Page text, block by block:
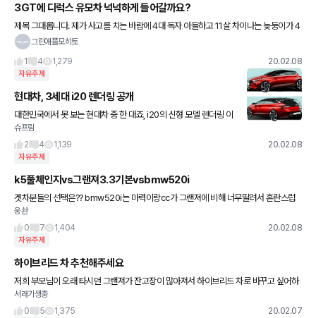
3GT에 디럭스 유모차 넉넉하게 들어갈까요?
제목 그대롭니다. 제가 사고를 치는 바람에 4대 독자 아들하고 11살 차이나는 늦둥이가 4
월에 태어날 예정이라 디럭스 유모차가 들어갈만한 차를 보고 있는데 3GT에 관심이 많
그린애플모히토
1
4 1,279 20.02.08
자유주제
현대차, 3세대 i20 렌더링 공개
대한민국에서 못 보는 현대차 중 한 대죠, i20의 신형 모델 렌더링 이
미지가 공개되었습니다. 이번에 공개된 렌더링 이미지는 6년 만에 풀
체인지되는 3세대 모델로, 현대차의 새로운 디자인 DNA인
슈프림
2
4 1,139 20.02.08
자유주제
k5풀체인지vs그랜져3.3기본vsbmw520i
겟차분들의 선택은?? bmw520i는 마력이랑cc가 그랜져에 비해 너무딸려서 혼란스럽
네요..
웅솬
0
7 1,404 20.02.08
자유주제
하이브리드 차 추천해주세요
저희 부모님이 오래 타시던 그랜져가 잔고장이 많아져서 하이브리드 차로 바꾸고 싶어하
시네요.. 어머니는 프리우스 사고 싶어하시는데 아버지는 suv 쪽이라 ;; 혹시 한달 할부금
40만원 안팎으로 살
서래기생충
0
5 1,375 20.02.07